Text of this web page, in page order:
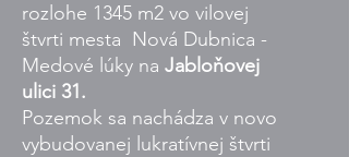
rozlohe 1345 m2 vo vilovej
štvrti mesta Nová Dubnica -
Medové lúky na Jabloňovej
ulici 31.
Pozemok sa nachádza v novo
vybudovanej lukratívnej štvrti